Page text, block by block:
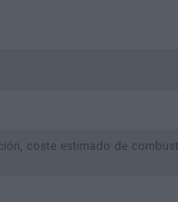
coste estimado de